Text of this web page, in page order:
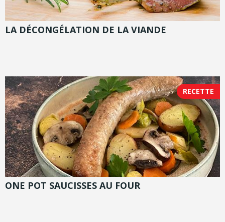
LA DÉCONGÉLATION DE LA VIANDE
RECETTE
ONE POT SAUCISSES AU FOUR